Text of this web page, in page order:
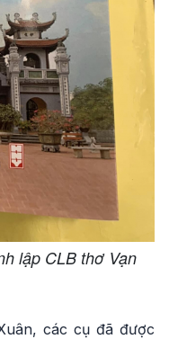
lập CLB thơ Vạn
các cụ đã được